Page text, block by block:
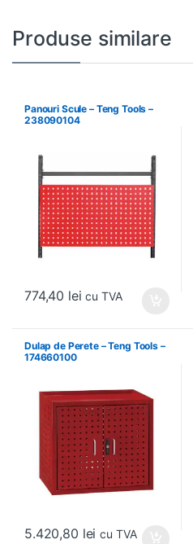
Produse similare
Panouri Scule – Teng Tools –
238090104
774,40 lei cu TVA
Dulap de Perete – Teng Tools –
174660100
5.420,80 lei cu TVA